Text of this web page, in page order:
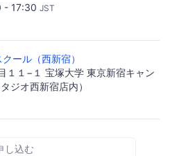
- 17:30 JST
ール（西新宿）
１１−１ 宝塚大学 東京新宿キャン
ジオ西新宿店内）
し込む